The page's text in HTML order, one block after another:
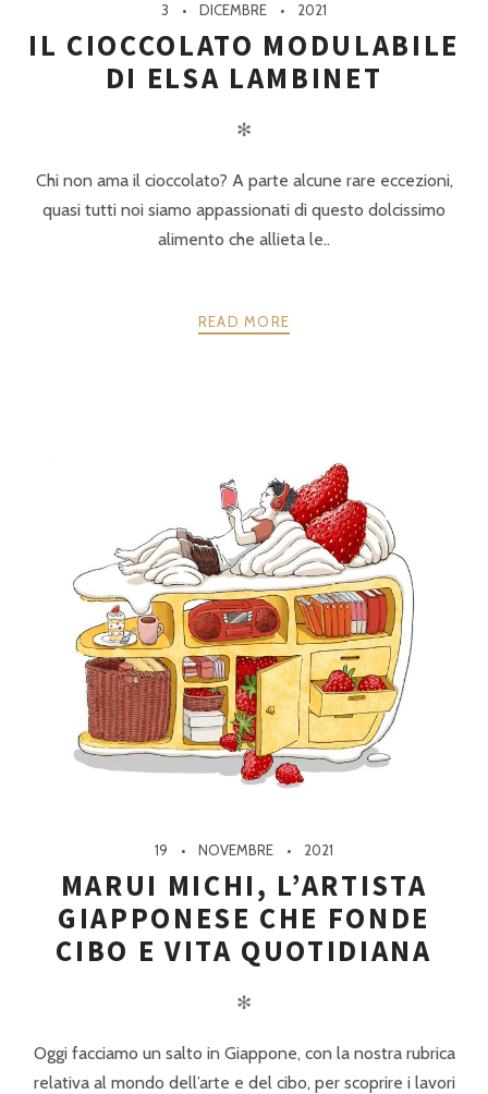
3 DICEMBRE 2021
IL CIOCCOLATO MODULABILE
DI ELSA LAMBINET
✻
Chi non ama il cioccolato? A parte alcune rare eccezioni,
quasi tutti noi siamo appassionati di questo dolcissimo
alimento che allieta le..
READ MORE
19 NOVEMBRE 2021
MARUI MICHI, L’ARTISTA
GIAPPONESE CHE FONDE
CIBO E VITA QUOTIDIANA
✻
Oggi facciamo un salto in Giappone, con la nostra rubrica
relativa al mondo dell’arte e del cibo, per scoprire i lavori